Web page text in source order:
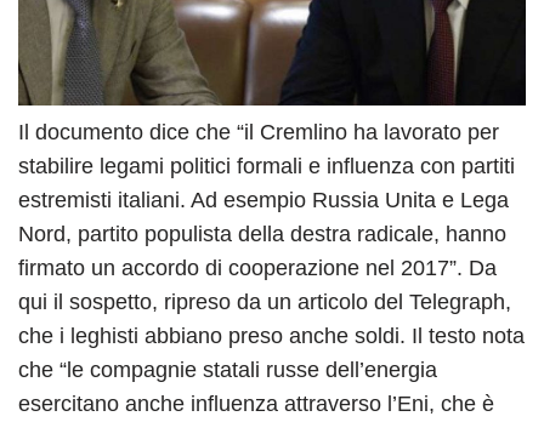
Il documento dice che “il Cremlino ha lavorato per
stabilire legami politici formali e influenza con partiti
estremisti italiani. Ad esempio Russia Unita e Lega
Nord, partito populista della destra radicale, hanno
firmato un accordo di cooperazione nel 2017”. Da
qui il sospetto, ripreso da un articolo del Telegraph,
che i leghisti abbiano preso anche soldi. Il testo nota
che “le compagnie statali russe dell’energia
esercitano anche influenza attraverso l’Eni, che è